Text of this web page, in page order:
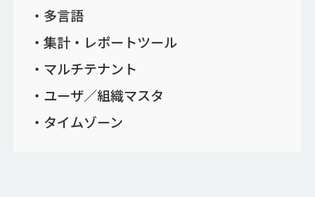
多言語
集計・レポートツール
マルチテナント
ユーザ／組織マスタ
タイムゾーン